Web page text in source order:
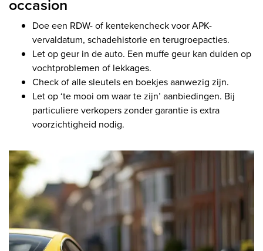
occasion
Doe een RDW- of kentekencheck voor APK-
vervaldatum, schadehistorie en terugroepacties.
Let op geur in de auto. Een muffe geur kan duiden op
vochtproblemen of lekkages.
Check of alle sleutels en boekjes aanwezig zijn.
Let op ‘te mooi om waar te zijn’ aanbiedingen. Bij
particuliere verkopers zonder garantie is extra
voorzichtigheid nodig.